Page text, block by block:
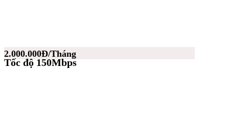
2.000.000Đ/Tháng
Tốc độ 150Mbps